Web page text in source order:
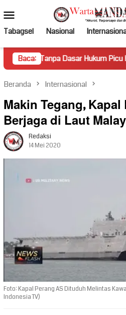
ke
kontenMobile
Tabagsel Nasional
Baca:
Dasar Hukum Picu Keresahan
Beranda Internasional
Makin Tegang,
Berjaga di Laut
Redaksi
14 Mei 2020
Foto: Kapal Perang AS Dituduh Melintas
Indonesia TV)